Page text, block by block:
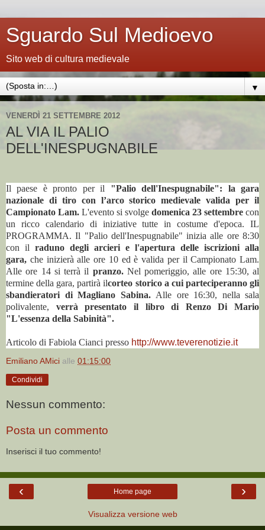
Sguardo Sul Medioevo
Sito web di cultura medievale
▼
VENERDÌ 21 SETTEMBRE 2012
AL VIA IL PALIO
DELL'INESPUGNABILE
Il paese è pronto per il "Palio dell'Inespugnabile": la gara
nazionale di tiro con l’arco storico medievale valida per il
Campionato Lam. L'evento si svolge domenica 23 settembre con
un ricco calendario di iniziative tutte in costume d'epoca. IL
PROGRAMMA. Il "Palio dell'Inespugnabile" inizia alle ore 8:30
con il raduno degli arcieri e l'apertura delle iscrizioni alla
gara, che inizierà alle ore 10 ed è valida per il Campionato Lam.
Alle ore 14 si terrà il pranzo. Nel pomeriggio, alle ore 15:30, al
termine della gara, partirà ilcorteo storico a cui parteciperanno gli
sbandieratori di Magliano Sabina. Alle ore 16:30, nella sala
polivalente, verrà presentato il libro di Renzo Di Mario
"L'essenza della Sabinità".
Articolo di Fabiola Cianci presso http://www.teverenotizie.it
Emiliano AMici alle 01:15:00
Condividi
Nessun commento:
Posta un commento
Inserisci il tuo commento!
‹ ›
Home page
Visualizza versione web